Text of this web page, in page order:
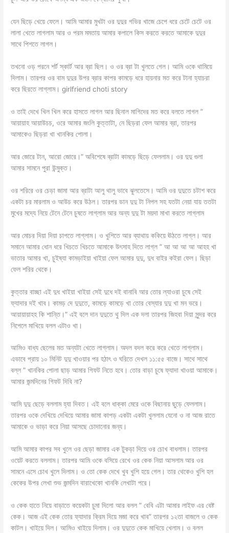
যেন ছিড়ে খেয়ে ফেলে। আমি আমার মুখটা ওর দুদুর গভির খাজে চেপে ধরে চেটে চেটে ওর
লালা খেতে লাগলাম আর ও পরম মমতায় আমার কপালে কিস করতে করতে আমাকে দুদুর
সাথে পিশতে লাগল।
তখনো ওড় পরনে শর্ট স্কার্ট আর ব্রা ছিল। ও ওর ব্রা টা খুলতে গেল। আমি ওকে থামিয়ে
দিলাম। তারপর ওর বাম দুদুর উপর ব্রার কাপর কামড়ে ধরে হায়নার মত করে টানা হ্যাচরা
করে ছিরতে লাগ্লাম। girlfriend choti story
ও তাই দেখে খিল খিল করে হাসতে লাগল আর ছিনাল মাগিদের মত করে বলতে লাগল ”
আয়ায়াহ আয়াউচচ, ওরে আমার জংলি কুত্তাটা, নে ছিড়রা ফেল আমার ব্রা, তারপর
আমাকেও ছিড়রা খা খানকির পোলা।
আর জোরে টান, আরো জোরে।” অবিশেষে ব্রাটা কামড়ে ছিড়ে ফেললাম। ওর দুদু গুলা
আমার সামনে পুরা উন্মুক্ত।
ওর শরিরে ওর চেড়া জামা আর ব্রাটা আলু থালু ভাবে ঝুলতেসে। আমি ওর দুদুতে চটাশ করে
একটা চর মারলাম ও আউচ করে উঠল। তারপর ডান দুদু টা নিপল সহ যতটা নেয়া যায় ততটা
মুখের মদ্যে নিয়ে টেনে টেনে চুষতে লাগ্লাম আর অন্য দুদু টা ময়দা মাখা করতে লাগ্লাম
আর মোচর দিয়া দিয়া চাপতে লাগ্লাম। ও খুশিতে আর ব্যাথায় ককিয়ে ঊঠতে লাগ্ল। আর
সমানে আমার ধোন ধরে খিচতে খিচতে আমাকে উৎসাহ দিতে লাগ্ল ” আ আ আ আ আহহ খা
ভাতার আমার খা, চুইষ্যা কামড়াইয়া খাইয়া ফেল আমার দুদু, দুধ বাইর কইরা ফেল। ছিড়া
ফেল শরির থেকে।
কুত্তার বাচ্ছা এই দুধ খাইয়া খাইয়া সেই দুধে দই বানাবি আর তোর ল্যাওরা চুষে সেই
ফ্যাদার দই খাব। কামড় দে দুদুতে, কামড়ে কামড়ে খা তোর বেস্যার দুদু খা মন ভরে।
আয়ায়ায়াহহ কি শান্তি।” এই বলে দান দুদুতে থু দিল এক দলা তারপর জিহবা দিয়া সুন্দর করে
নিপেলে মাখিয়ে বলল এটাও খা।
আমিও বাধ্য ছেলের মত অন্যটা খেতে লাগ্লাম। অদল বদল করে করে খেতে লাগ্লাম।
এভাবে প্রায় ১০ মিনিট দুদু খাওয়ার পর হঠাৎ ও ঘরিতে দেখল ১১:৫৫ বাজে। সাথে সাথে
বল্ল ” খানকির পোলা ছাড় আমার গিফট নিতে হবে। তোর বাড়া চুষে ফ্যাদা খাওয়া আমাকে।
আমার জন্মদিনের গিফট দিবি না?
আমি দুদু ছেড়ে বললাম হ্যা দিবত। এই বলে ধাক্কা মেরে ওকে বিছানায় ছুড়ে ফেললাম।
তারপর ওকে দেখিয়ে দেখিয়ে আমার জামা কাপড় একটা একটা খুললাম যেনো ও না আজ রাতে
আমাকে ও ভাড়া করে নিয়া আসছে চোদানোর জন্য।
আমি আমার কাপর সব খুলে ওর ছেড়া জামার এক টুকড়া দিয়ে ওর চোখ বাধলাম। তারপর
ওয়েট করতে বললাম। তারপর আমি ওকে বসিয়ে রেখে ওর কেক নিয়া আসলাম আর ওর
সামনে এসে চোখ খুলে দিলাম। ও তো কেক দেখে খুব খুশি হয়ে গেল। তার থেকেও খুশি হল
কেকের উপর লেখা শুভ জন্মদিন বারাখেকো খানকি লেখাটা পরে।
ও কেক হাতে নিয়ে বাড়াতে কয়েকটা চুমা দিলো আর বলল ” বেবি এটা আমার লাইফ এর বেষ্ট
কেক। আজ এই কেক তোর ফ্যাদার ক্রিম দিয়ে মজা করে খাব” তারপর ১২তা বাজলে ও কেক
কাটল। খাইয়ে দিল। আমিও খাইয়ে দিলাম। ওর দুদুতে কেক মাখিয়ে খেলাম। ও বলল